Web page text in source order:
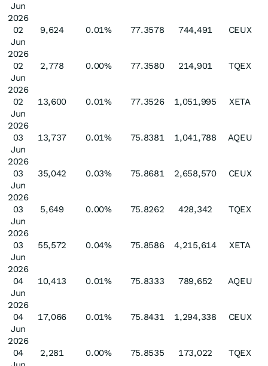
Jun
2026
02
Jun
2026
9,624 0.01% 77.3578 744,491 CEUX
02
Jun
2026
2,778 0.00% 77.3580 214,901 TQEX
02
Jun
2026
13,600 0.01% 77.3526 1,051,995 XETA
03
Jun
2026
13,737 0.01% 75.8381 1,041,788 AQEU
03
Jun
2026
35,042 0.03% 75.8681 2,658,570 CEUX
03
Jun
2026
5,649 0.00% 75.8262 428,342 TQEX
03
Jun
2026
55,572 0.04% 75.8586 4,215,614 XETA
04
Jun
2026
10,413 0.01% 75.8333 789,652 AQEU
04
Jun
2026
17,066 0.01% 75.8431 1,294,338 CEUX
04
2,281 0.00% 75.8535 173,022 TQEX